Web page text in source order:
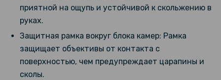
приятной на ощупь и устойчивой к скольжению в
руках.
Защитная рамка вокруг блока камер: Рамка
защищает объективы от контакта с
поверхностью, чем предупреждает царапины и
сколы.